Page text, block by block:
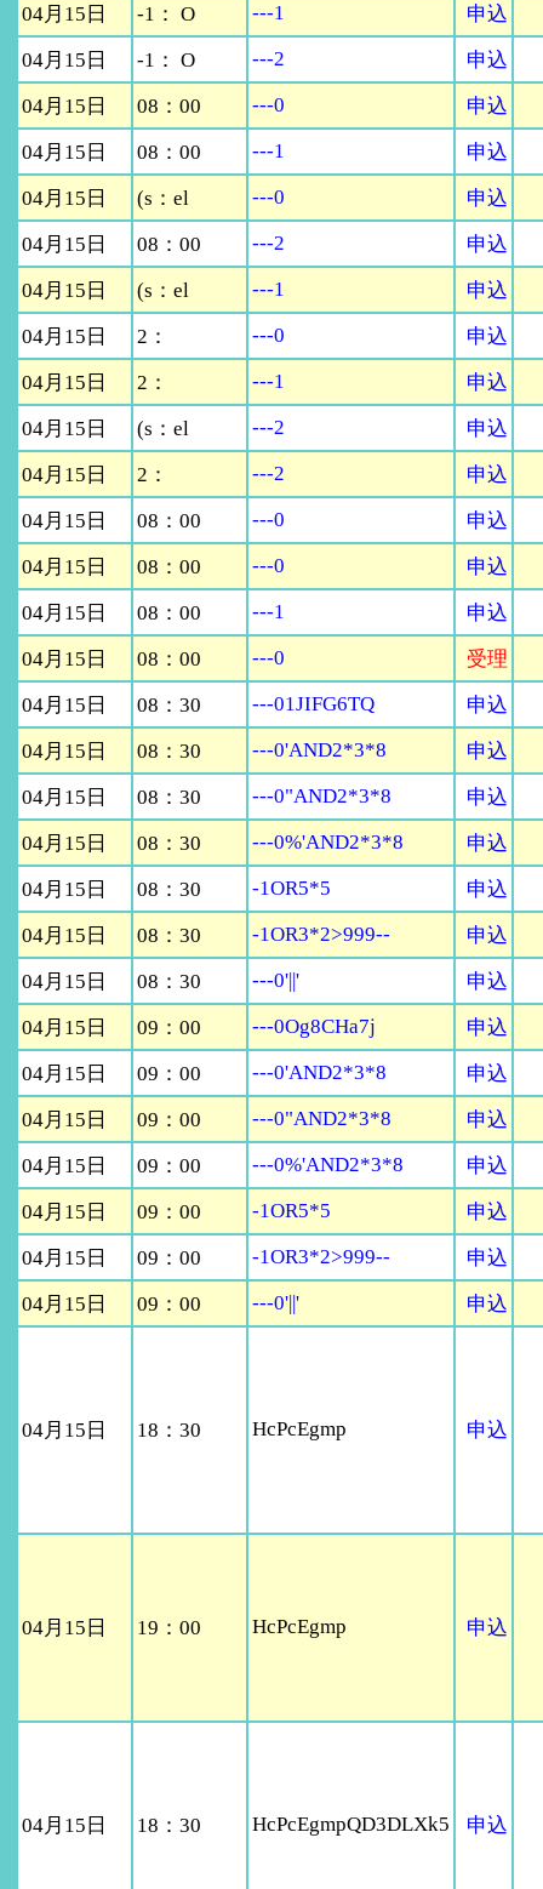
04月15日
-1： O ---1
申込
04月15日
-1： O ---2
申込
04月15日
08：00 ---0
申込
04月15日
08：00 ---1
申込
04月15日
(s：el ---0
申込
04月15日
08：00 ---2
申込
04月15日
(s：el ---1
申込
04月15日
2： ---0
申込
04月15日
2： ---1
申込
04月15日
(s：el ---2
申込
04月15日
2： ---2
申込
04月15日
08：00 ---0
申込
04月15日
08：00 ---0
申込
04月15日
08：00 ---1
申込
04月15日
08：00 ---0
受理
04月15日
08：30 ---01JIFG6TQ
申込
04月15日
08：30 ---0'AND2*3*8
申込
04月15日
08：30 ---0"AND2*3*8
申込
04月15日
08：30 ---0%'AND2*3*8
申込
04月15日
08：30 -1OR5*5
申込
04月15日
08：30 -1OR3*2>999--
申込
04月15日
08：30 ---0'||'
申込
04月15日
09：00 ---0Og8CHa7j
申込
04月15日
09：00 ---0'AND2*3*8
申込
04月15日
09：00 ---0"AND2*3*8
申込
04月15日
09：00 ---0%'AND2*3*8
申込
04月15日
09：00 -1OR5*5
申込
04月15日
09：00 -1OR3*2>999--
申込
04月15日
09：00 ---0'||' 申込
04月15日 18：30 HcPcEgmp 申込
04月15日 19：00 HcPcEgmp 申込
04月15日 18：30 HcPcEgmpQD3DLXk5 申込